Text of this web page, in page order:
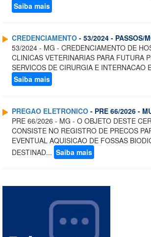
Saiba mais
CREDENCIAMENTO - 53/2024 - PASSOS/
53/2024 - MG - CREDENCIAMENTO DE
CLINICAS VETERINARIAS PARA FUTURA
SERVICOS DE CIRURGIA E INTERNACAO
Saiba mais
PREGAO ELETRONICO - PRE 66/2026 -
PRE 66/2026 - MG - O OBJETO DESTE
CONSISTE NO REGISTRO DE PRECOS
EVENTUAL AQUISICAO DE FOSSAS
DESTINAD... Saiba mais